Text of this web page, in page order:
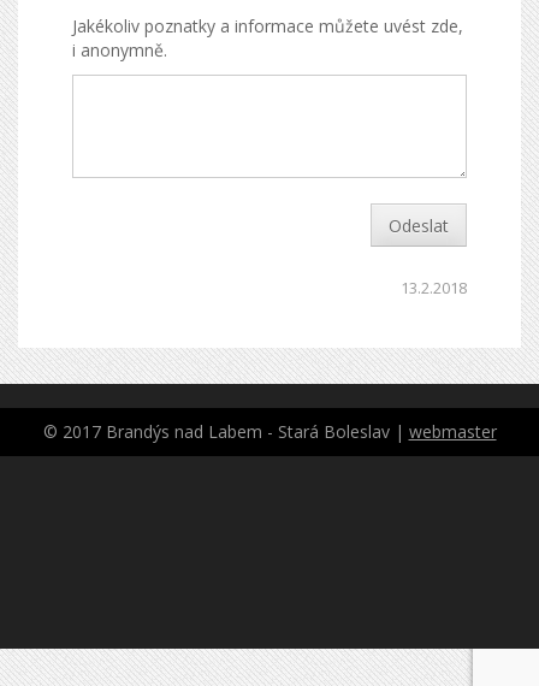
Jakékoliv poznatky a informace můžete uvést zde,
i anonymně.
Odeslat
13.2.2018
© 2017 Brandýs nad Labem - Stará Boleslav | webmaster